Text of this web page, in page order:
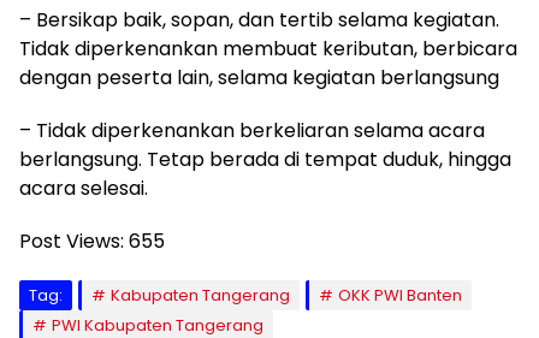
– Bersikap baik, sopan, dan tertib selama kegiatan.
Tidak diperkenankan membuat keributan, berbicara
dengan peserta lain, selama kegiatan berlangsung
– Tidak diperkenankan berkeliaran selama acara
berlangsung. Tetap berada di tempat duduk, hingga
acara selesai.
Post Views: 655
Tag: Kabupaten Tangerang
OKK PWI Banten
PWI Kabupaten Tangerang